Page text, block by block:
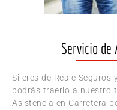
Servicio de
Si eres de Reale Seguros
podrás traerlo a nuestro
Asistencia en Carretera